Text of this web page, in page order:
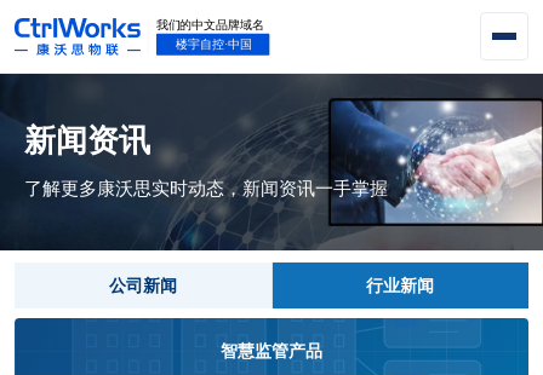
新闻资讯
了解更多康沃思实时动态，新闻资讯一手掌握
公司新闻 行业新闻
智慧监管产品